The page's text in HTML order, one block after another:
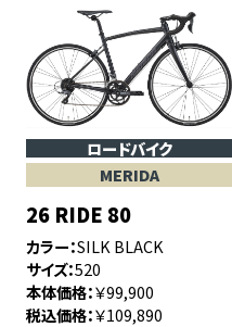
ロードバイク
MERIDA
26 RIDE 80
カラー SILK BLACK
サイズ 520
本体価格 ￥99,900
税込価格 ￥109,890